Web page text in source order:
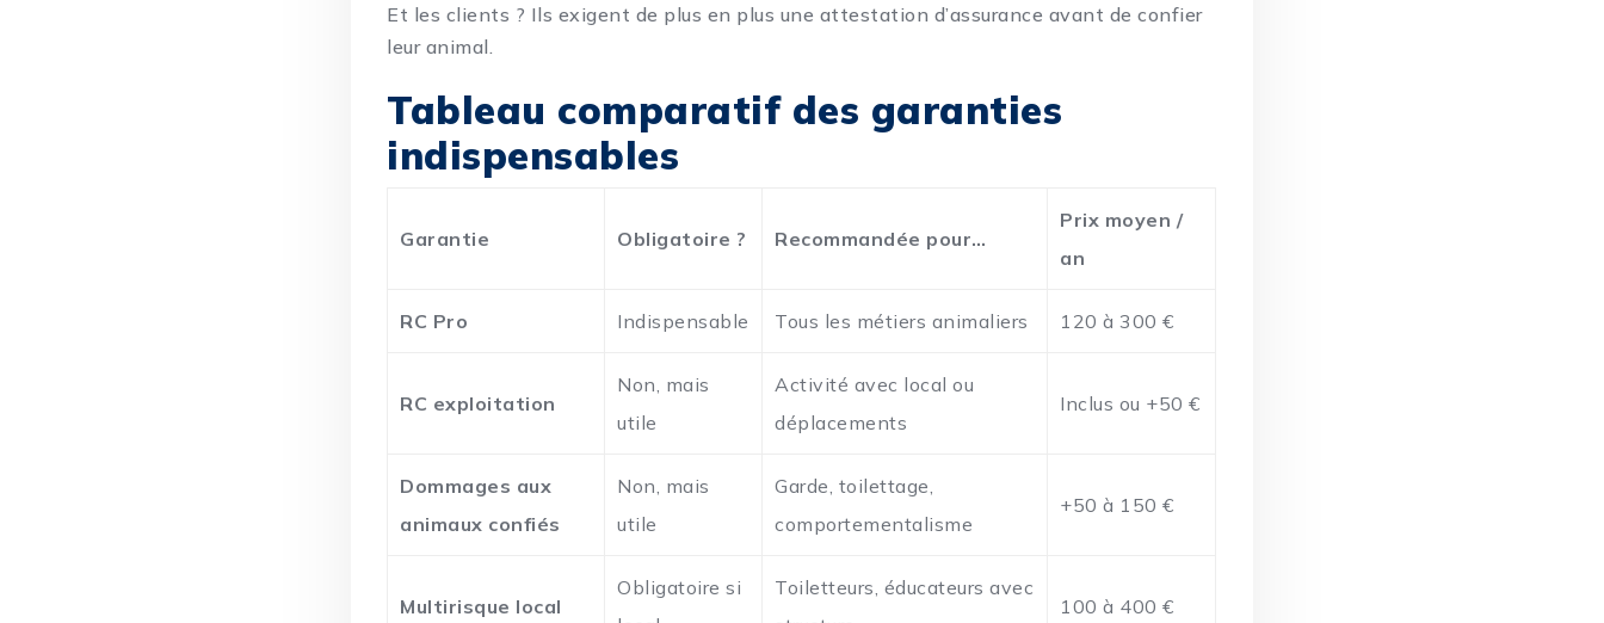
Et les clients ? Ils exigent de plus en plus une attestation d’assurance avant de confier
leur animal.
Tableau comparatif des garanties
indispensables
Garantie Obligatoire ? Recommandée pour…
Prix moyen /
an
RC Pro Indispensable Tous les métiers animaliers 120 à 300 €
RC exploitation
Non, mais
utile
Activité avec local ou
déplacements
Inclus ou +50 €
Dommages aux
animaux confiés
Non, mais
utile
Garde, toilettage,
comportementalisme
+50 à 150 €
Multirisque local
Obligatoire si
Toiletteurs, éducateurs avec
100 à 400 €